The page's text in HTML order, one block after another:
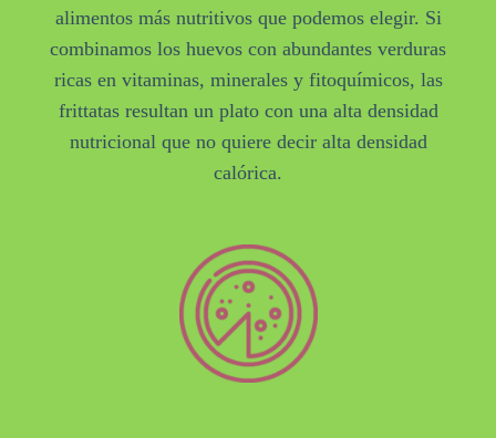
alimentos más nutritivos que podemos elegir. Si
combinamos los huevos con abundantes verduras
ricas en vitaminas, minerales y fitoquímicos, las
frittatas resultan un plato con una alta densidad
nutricional que no quiere decir alta densidad
calórica.